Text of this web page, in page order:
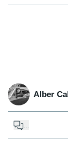
Alber
...